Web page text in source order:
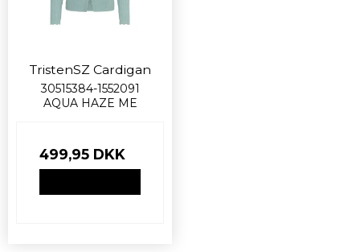
TristenSZ Cardigan
30515384-1552091
AQUA HAZE ME
499,95 DKK